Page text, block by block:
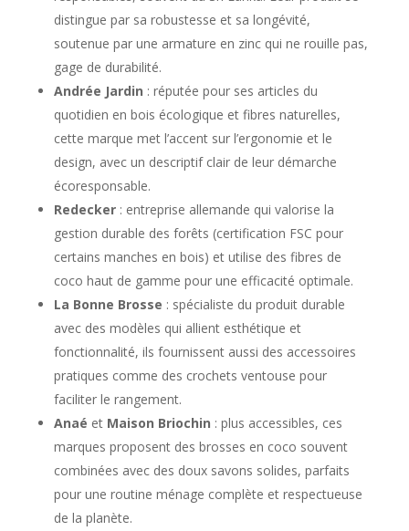
distingue par sa robustesse et sa longévité,
soutenue par une armature en zinc qui ne rouille pas,
gage de durabilité.
Andrée Jardin : réputée pour ses articles du
quotidien en bois écologique et fibres naturelles,
cette marque met l’accent sur l’ergonomie et le
design, avec un descriptif clair de leur démarche
écoresponsable.
Redecker: entreprise allemande qui valorise la
gestion durable des forêts (certification FSC pour
certains manches en bois) et utilise des fibres de
coco haut de gamme pour une efficacité optimale.
La Bonne Brosse : spécialiste du produit durable
avec des modèles qui allient esthétique et
fonctionnalité, ils fournissent aussi des accessoires
pratiques comme des crochets ventouse pour
faciliter le rangement.
Anaé et Maison Briochin : plus accessibles, ces
marques proposent des brosses en coco souvent
combinées avec des doux savons solides, parfaits
pour une routine ménage complète et respectueuse
de la planète.